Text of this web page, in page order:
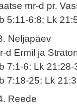
mr-d pr.
5:11-6:8; Lk
Neljapäev
d Ermil ja
7:1-6; Lk 21:28-
7:18-25; Lk
Reede